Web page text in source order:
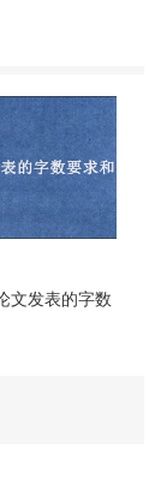
文发表的字数